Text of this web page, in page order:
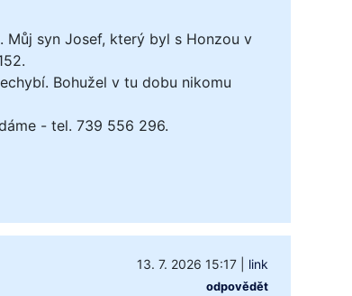
Můj syn Josef, který byl s Honzou v
Bohužel v tu dobu nikomu
- tel. 739 556 296.
13. 7. 2026 15:17| link
odpovědět